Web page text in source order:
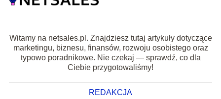
Witamy na netsales.pl. Znajdziesz tutaj artykuły dotyczące
marketingu, biznesu, finansów, rozwoju osobistego oraz
typowo poradnikowe. Nie czekaj — sprawdź, co dla
Ciebie przygotowaliśmy!
REDAKCJA